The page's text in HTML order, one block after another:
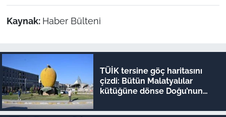
Kaynak: Haber Bülteni
TÜİK tersine göç haritasını
çizdi: Bütün Malatyalılar
kütüğüne dönse Doğu’nun